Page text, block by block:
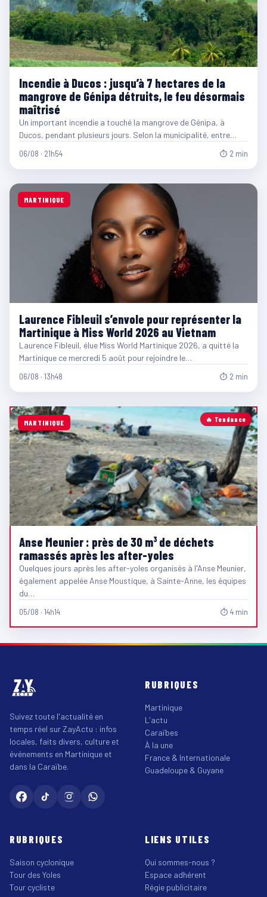
Incendie à Ducos : jusqu’à 7 hectares de la
mangrove de Génipa détruits, le feu désormais
maîtrisé
Un important incendie a touché la mangrove de Génipa, à
Ducos, pendant plusieurs jours. Selon la municipalité, entre…
06/08 · 21h54 ⏱ 2 min
MARTINIQUE
Laurence Fibleuil s’envole pour représenter la
Martinique à Miss World 2026 au Vietnam
Laurence Fibleuil, élue Miss World Martinique 2026, a quitté la
Martinique ce mercredi 5 août pour rejoindre le…
06/08 · 13h48 ⏱ 2 min
🔥 Tendance
MARTINIQUE
Anse Meunier : près de 30 m³ de déchets
ramassés après les after-yoles
Quelques jours après les after-yoles organisés à l'Anse Meunier,
également appelée Anse Moustique, à Sainte-Anne, les équipes
du…
05/08 · 14h14 ⏱ 4 min
Suivez toute l'actualité en
temps réel sur ZayActu : infos
locales, faits divers, culture et
événements en Martinique et
dans la Caraïbe.
RUBRIQUES
Martinique
L'actu
Caraïbes
À la une
France & Internationale
Guadeloupe & Guyane
RUBRIQUES
Saison cyclonique
Tour des Yoles
Tour cycliste
LIENS UTILES
Qui sommes-nous ?
Espace adhérent
Régie publicitaire